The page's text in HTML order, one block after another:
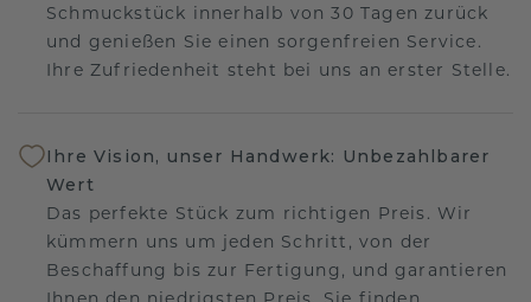
Schmuckstück innerhalb von 30 Tagen zurück
und genießen Sie einen sorgenfreien Service.
Ihre Zufriedenheit steht bei uns an erster Stelle.
Ihre Vision, unser Handwerk: Unbezahlbarer
Wert
Das perfekte Stück zum richtigen Preis. Wir
kümmern uns um jeden Schritt, von der
Beschaffung bis zur Fertigung, und garantieren